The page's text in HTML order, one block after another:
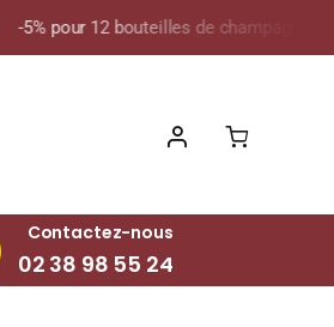
12 bouteilles de champagne de la
Contactez-nous
02 38 98 55 24